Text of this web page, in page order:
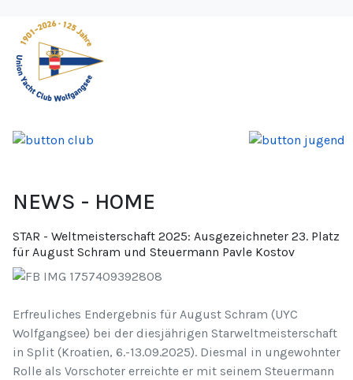
NEWS - HOME
STAR - Weltmeisterschaft 2025: Ausgezeichneter 23. Platz
für August Schram und Steuermann Pavle Kostov
Erfreuliches Endergebnis für August Schram (UYC
Wolfgangsee) bei der diesjährigen Starweltmeisterschaft
in Split (Kroatien, 6.-13.09.2025). Diesmal in ungewohnter
Rolle als Vorschoter erreichte er mit seinem Steuermann